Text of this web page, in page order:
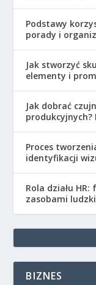
Podstawy
porady i
Jak stworzyć
elementy i
Jak dobrać
Proces
identyfikacji
Rola działu
zasobami
BIZNES